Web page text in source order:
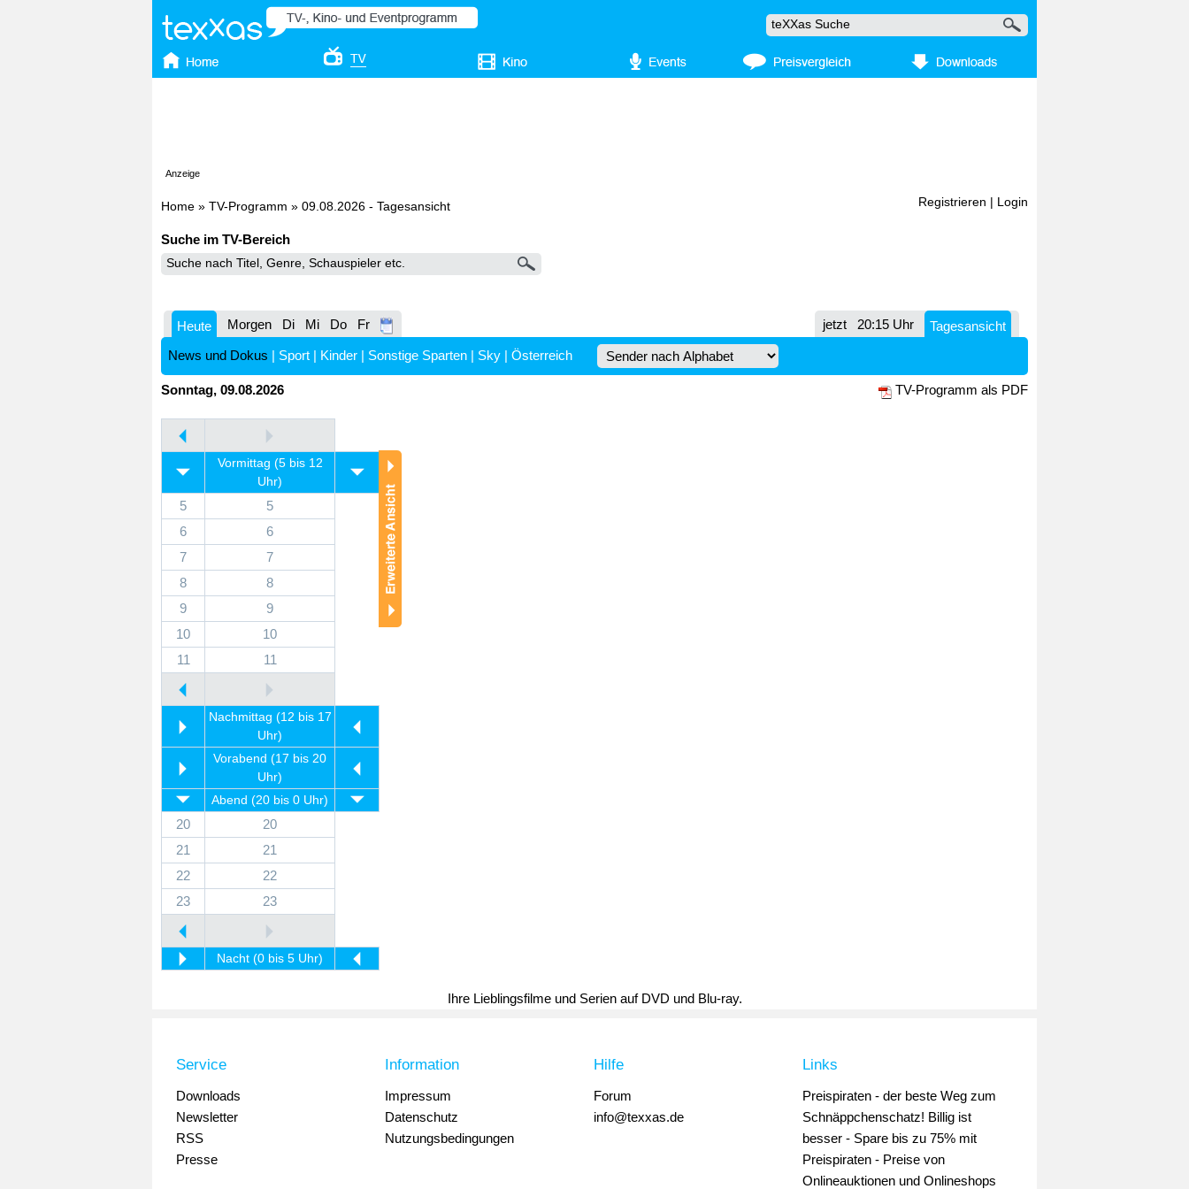
Anzeige
Home » TV-Programm » 09.08.2026 - Tagesansicht Registrieren Login
Suche im TV-Bereich
Heute Morgen Di Mi Do Fr jetzt 20:15 Uhr
Tagesansicht
News und Dokus | Sport | Kinder | Sonstige Sparten | Sky | Österreich
Sonntag, 09.08.2026 TV-Programm als PDF
Vormittag (5 bis 12
Uhr)
5
5
6
6
7
7
8
8
9
9
10
10
11
11
Nachmittag (12 bis 17
Uhr)
Vorabend (17 bis 20
Uhr)
Abend (20 bis 0 Uhr)
20
20
21
21
22
22
23
23
Nacht (0 bis 5 Uhr)
Ihre Lieblingsfilme und Serien auf DVD und Blu-ray.
Service
Downloads
Newsletter
RSS
Presse
Information
Impressum
Datenschutz
Nutzungsbedingungen
Hilfe
Forum
info@texxas.de
Links
Preispiraten - der beste Weg zum
Schnäppchenschatz! Billig ist
besser - Spare bis zu 75% mit
Preispiraten - Preise von
Onlineauktionen und Onlineshops